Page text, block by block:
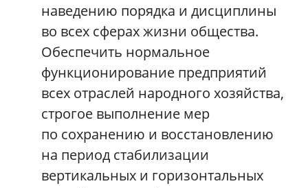
наведению порядка и дисциплины
во всех сферах жизни общества.
Обеспечить нормальное
функционирование предприятий
всех отраслей народного хозяйства,
строгое выполнение мер
по сохранению и восстановлению
на период стабилизации
вертикальных и горизонтальных